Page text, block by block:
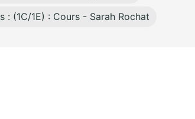
: (1C/1E) : Cours - Sarah Rochat